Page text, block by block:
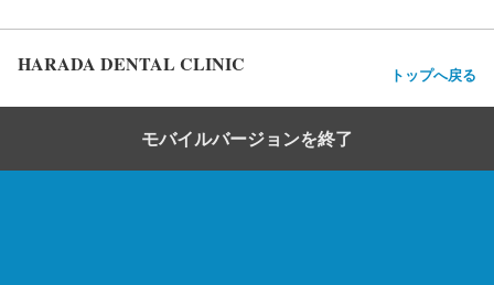
HARADA DENTAL CLINIC トップへ戻る
モバイルバージョンを終了